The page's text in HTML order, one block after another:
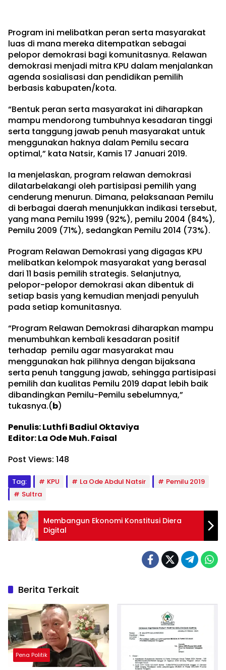
Program ini melibatkan peran serta masyarakat
luas di mana mereka ditempatkan sebagai
pelopor demokrasi bagi komunitasnya. Relawan
demokrasi menjadi mitra KPU dalam menjalankan
agenda sosialisasi dan pendidikan pemilih
berbasis kabupaten/kota.
“Bentuk peran serta masyarakat ini diharapkan
mampu mendorong tumbuhnya kesadaran tinggi
serta tanggung jawab penuh masyarakat untuk
menggunakan haknya dalam Pemilu secara
optimal,” kata Natsir, Kamis 17 Januari 2019.
Ia menjelaskan, program relawan demokrasi
dilatarbelakangi oleh partisipasi pemilih yang
cenderung menurun. Dimana, pelaksanaan Pemilu
di berbagai daerah menunjukkan indikasi tersebut,
yang mana Pemilu 1999 (92%), pemilu 2004 (84%),
Pemilu 2009 (71%), sedangkan Pemilu 2014 (73%).
Program Relawan Demokrasi yang digagas KPU
melibatkan kelompok masyarakat yang berasal
dari 11 basis pemilih strategis. Selanjutnya,
pelopor-pelopor demokrasi akan dibentuk di
setiap basis yang kemudian menjadi penyuluh
pada setiap komunitasnya.
“Program Relawan Demokrasi diharapkan mampu
menumbuhkan kembali kesadaran positif
terhadap pemilu agar masyarakat mau
menggunakan hak pilihnya dengan bijaksana
serta penuh tanggung jawab, sehingga partisipasi
pemilih dan kualitas Pemilu 2019 dapat lebih baik
dibandingkan Pemilu-Pemilu sebelumnya,”
tukasnya.(b)
Penulis: Luthfi Badiul Oktaviya
Editor: La Ode Muh. Faisal
Post Views: 148
Tag: KPU La Ode Abdul Natsir
Pemilu 2019
Sultra
Membangun Ekonomi Konstitusi Diera
Digital
Berita Terkait
Pena Politik